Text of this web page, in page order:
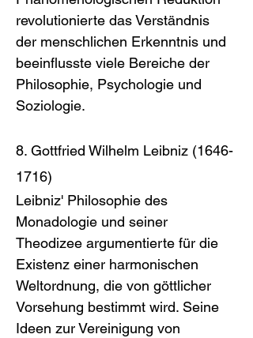
revolutionierte das Verständnis
der menschlichen Erkenntnis und
beeinflusste viele Bereiche der
Philosophie, Psychologie und
Soziologie.
8. Gottfried Wilhelm Leibniz (1646-
1716)
Leibniz' Philosophie des
Monadologie und seiner
Theodizee argumentierte für die
Existenz einer harmonischen
Weltordnung, die von göttlicher
Vorsehung bestimmt wird. Seine
Ideen zur Vereinigung von